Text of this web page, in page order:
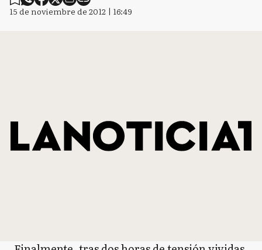
15 de noviembre de 2012 | 16:49